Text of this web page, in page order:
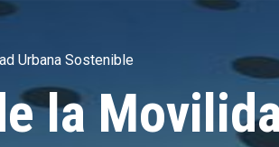
Urbana Sostenible
la